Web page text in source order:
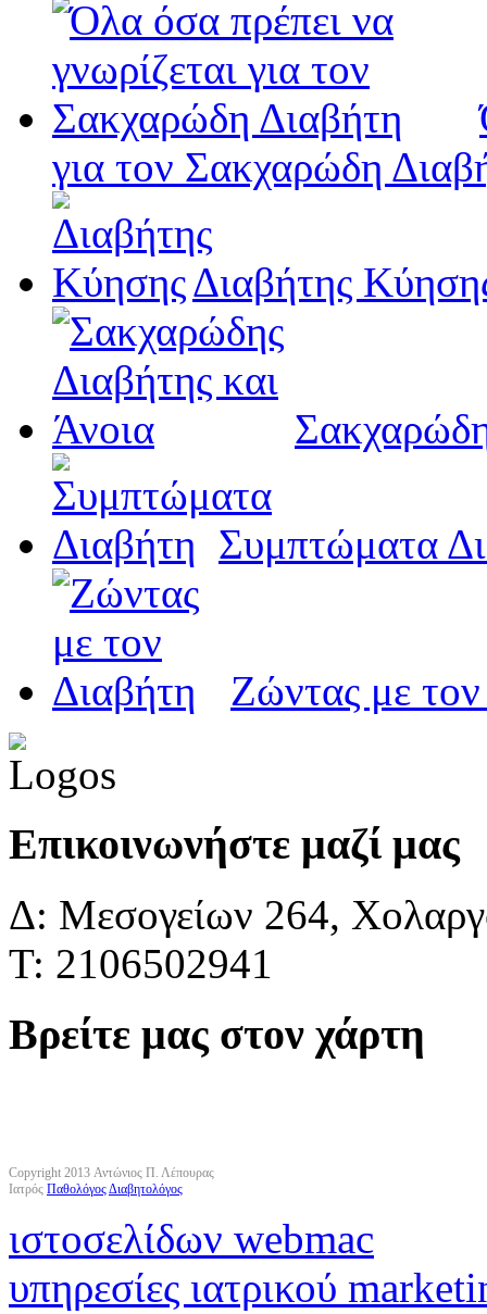
για τον Σακχαρώδη
Διαβήτης
Συμπτώματα
Ζώντας με
Επικοινωνήστε μαζί μας
Δ: Μεσογείων 264,
Τ: 2106502941
Βρείτε μας στον χάρτη
Copyright 2013 Αντώνιος Π. Λέπουρας
Ιατρός ΠαθολόγοςΔιαβητολόγος
ιστοσελίδων webmac
υπηρεσίες ιατρικού